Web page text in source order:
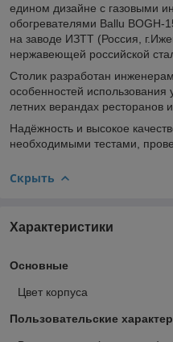
едином дизайне с газовыми
обогревателями Ballu BOGH-
на заводе ИЗТТ (Россия,
нержавеющей российской
Столик разработан
особенностей использования
летних верандах ресторанов
Надёжность и высокое
необходимыми тестами,
Скрыть
Характеристики
Основные
Цвет корпуса
Пользовательские